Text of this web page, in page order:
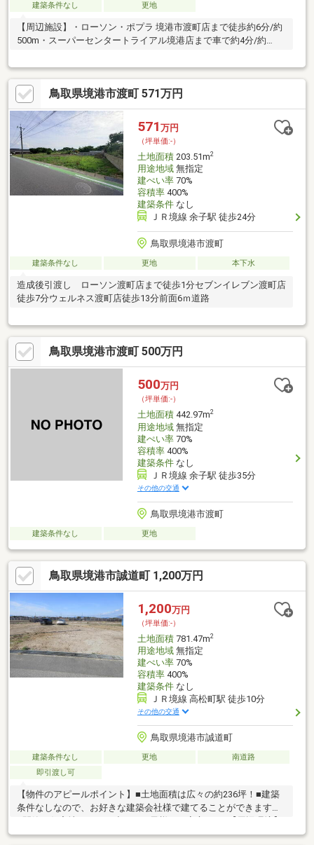
建築条件なし 更地
【周辺施設】・ローソン・ポプラ 境港市渡町店まで徒歩約6分/約
500m・スーパーセンタートライアル境港店まで車で約4分/約
鳥取県境港市渡町 571万円
571 万円
（坪単価:-）
土地面積203.51m2
用途地域無指定
建ぺい率70%
容積率400%
建築条件なし
ＪＲ境線 余子駅 徒歩24分
鳥取県境港市渡町
建築条件なし 更地 本下水
造成後引渡し ローソン渡町店まで徒歩1分セブンイレブン渡町店
徒歩7分ウェルネス渡町店徒歩13分前面6ｍ道路
鳥取県境港市渡町 500万円
500万円
（坪単価:-）
土地面積442.97m2
用途地域無指定
建ぺい率70%
容積率400%
建築条件なし
ＪＲ境線 余子駅 徒歩35分
その他の交通
鳥取県境港市渡町
建築条件なし 更地
鳥取県境港市誠道町 1,200万円
1,200万円
（坪単価:-）
土地面積781.47m2
用途地域無指定
建ぺい率70%
容積率400%
建築条件なし
ＪＲ境線 高松町駅 徒歩10分
その他の交通
鳥取県境港市誠道町
建築条件なし 更地
南道路
即引渡し可
【物件のアピールポイント】■土地面積は広々の約236坪！■建築
条件なしなので、お好きな建築会社様で建てることができます！
■余子小学校まで徒歩約29分■トライアル境港店まで車で約4分※公